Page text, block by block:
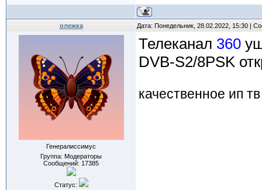
олежка Дата: Понедельник, 28.02.2022, 15:30 |
Генералиссимус
Группа: Модераторы
Сообщений: 17385
Статус:
Телеканал 360
DVB-S2/8PSK
качественное ип